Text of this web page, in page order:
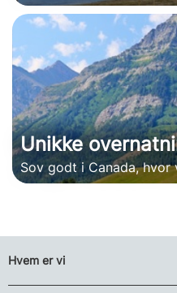
Unikke
Sov godt i Canada, hvor
Hvem er vi